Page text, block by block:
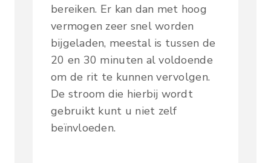
bereiken. Er kan dan met hoog
vermogen zeer snel worden
bijgeladen, meestal is tussen de
20 en 30 minuten al voldoende
om de rit te kunnen vervolgen.
De stroom die hierbij wordt
gebruikt kunt u niet zelf
beïnvloeden.